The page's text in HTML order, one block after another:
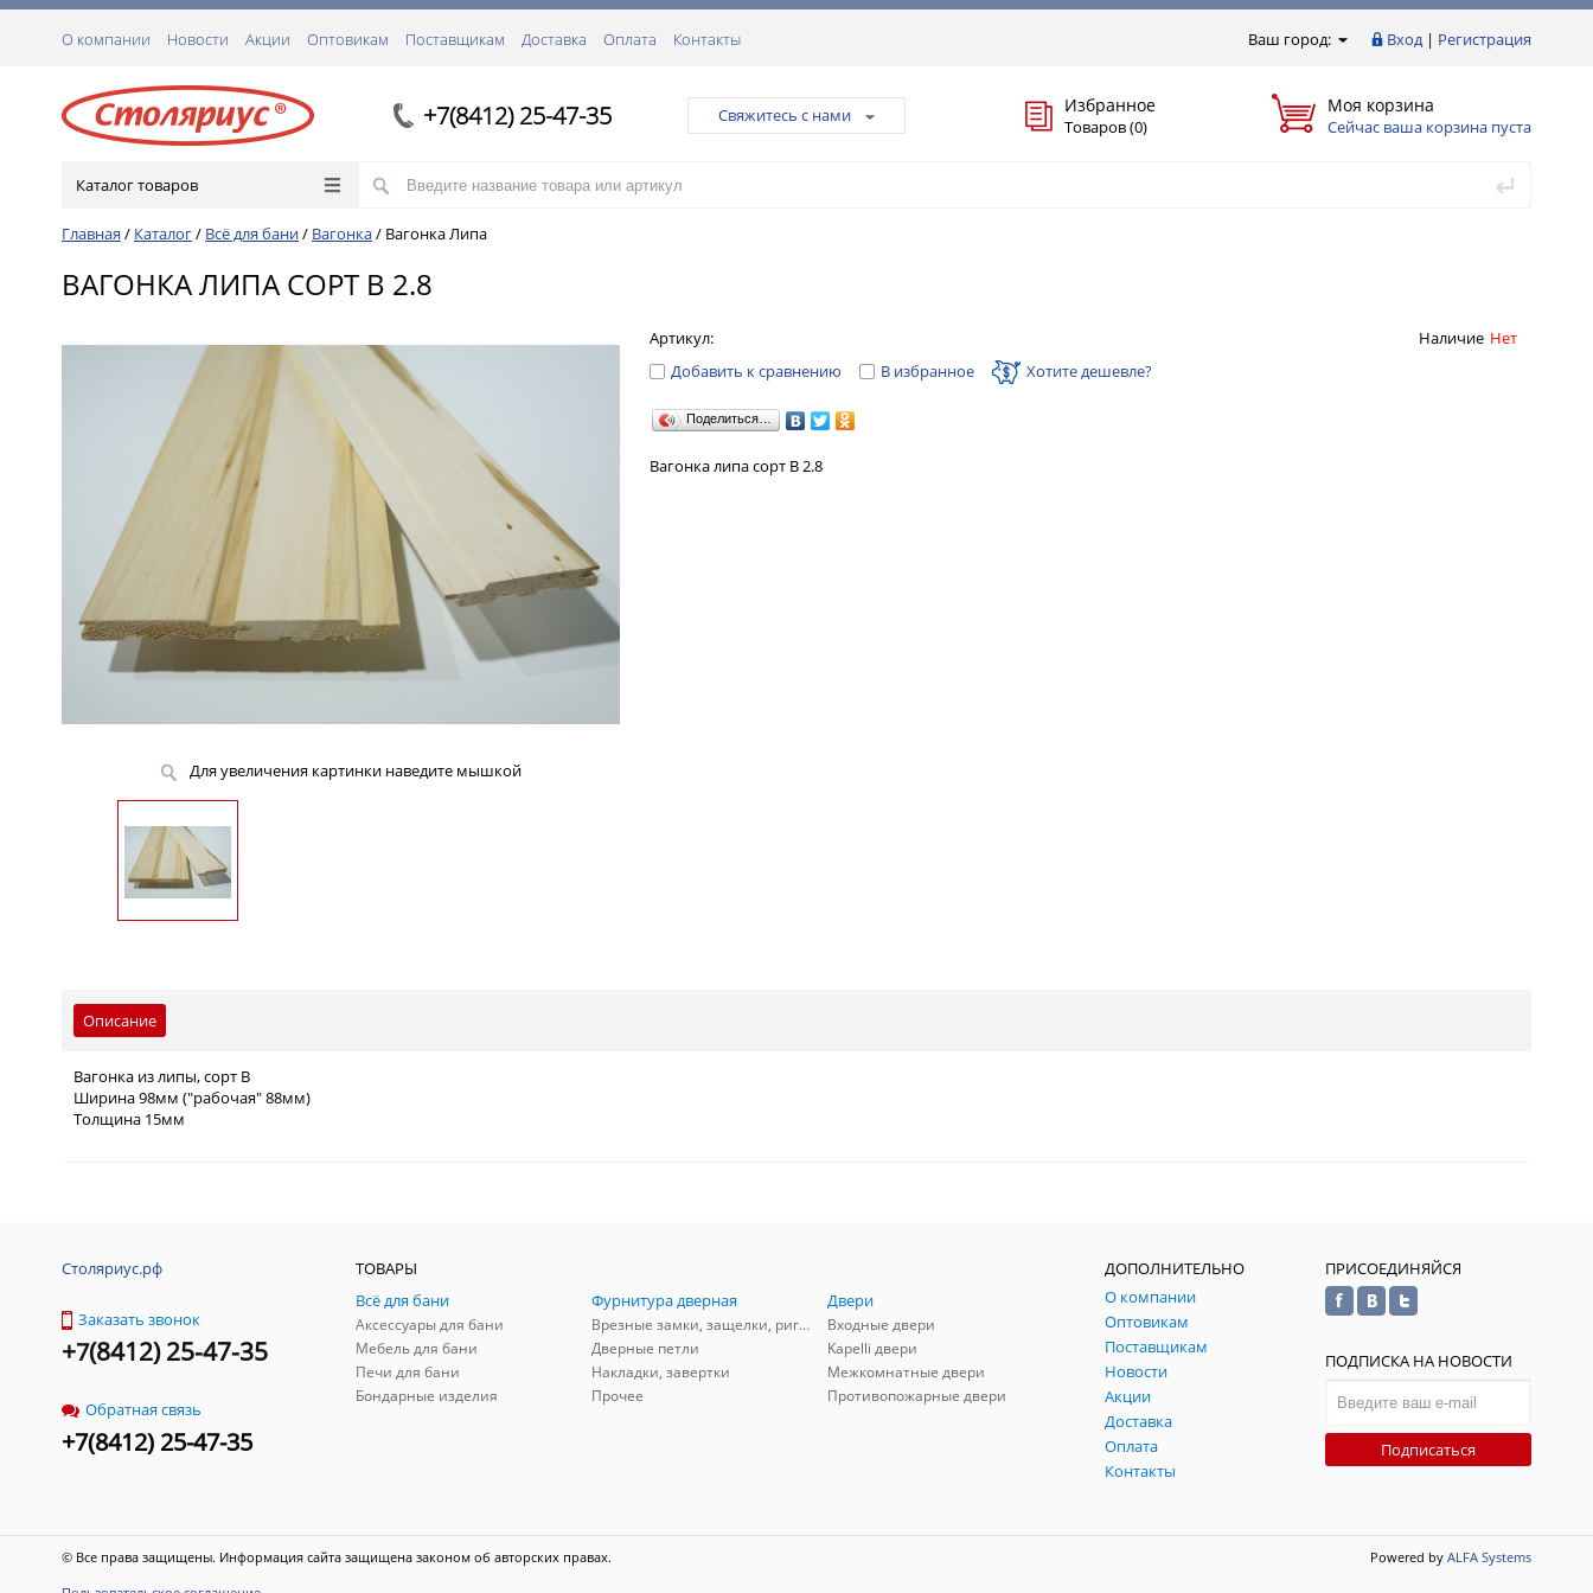
Ваш город: Вход| Регистрация
О компании Новости Акции Оптовикам Поставщикам Доставка Оплата Контакты
+7(8412) 25-47-35 Свяжитесь с нами Избранное
Товаров (0)
Моя корзина
Сейчас ваша корзина пуста
Каталог товаров
Главная / Каталог/ Всё для бани/ Вагонка/ Вагонка Липа
ВАГОНКА ЛИПА СОРТ В 2.8
Для увеличения картинки наведите мышкой
Артикул: Наличие Нет
Добавить к сравнению
В избранное Хотите дешевле?
Поделиться…
Вагонка липа сорт В 2.8
Описание
Вагонка из липы, сорт В
Ширина 98мм ("рабочая" 88мм)
Толщина 15мм
Столяриус.рф
Заказать звонок
+7(8412) 25-47-35
Обратная связь
+7(8412) 25-47-35
ТОВАРЫ
Всё для бани
Аксессуары для бани
Мебель для бани
Печи для бани
Бондарные изделия
Фурнитура дверная
Врезные замки, защелки, ригели
Дверные петли
Накладки, завертки
Прочее
Двери
Входные двери
Kapelli двери
Межкомнатные двери
Противопожарные двери
ДОПОЛНИТЕЛЬНО
О компании
Оптовикам
Поставщикам
Новости
Акции
Доставка
Оплата
Контакты
ПРИСОЕДИНЯЙСЯ
ПОДПИСКА НА НОВОСТИ
Подписаться
© Все права защищены. Информация сайта защищена законом об авторских правах.
Powered by ALFA Systems